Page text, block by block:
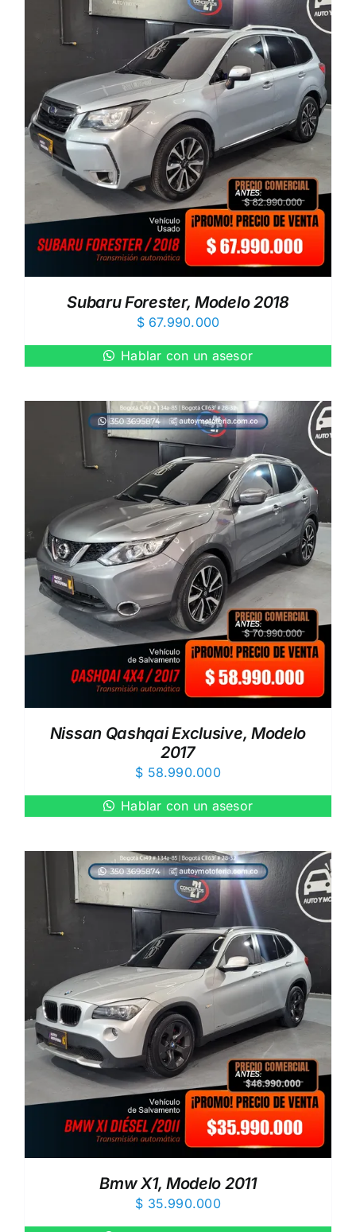
Subaru Forester, Modelo 2018
$67.990.000
Hablar con un asesor
Nissan Qashqai Exclusive, Modelo
2017
$ 58.990.000
Hablar con un asesor
Bmw X1, Modelo 2011
$ 35.990.000